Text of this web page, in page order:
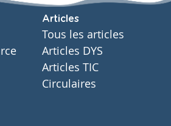
Articles
Tous les articles
Articles DYS
Articles TIC
Circulaires